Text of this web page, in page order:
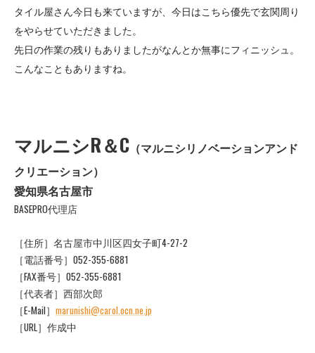
タイル屋さん今日も来ていますが、今日はこちら優先で玄関周り
をやらせていただきました。
先日の作業の残りもありましたがなんとか無事にフィニッシュ。
こんなこともありますね。
マルニシR＆C （マルニシリノベーションアンド
クリエーション）
愛知県名古屋市
BASEPRO代理店
［住所］名古屋市中川区四女子町4-27-2
［電話番号］052-355-6881
［FAX番号］052-355-6881
［代表者］西部次郎
［E-Mail］ marunishi@carol.ocn.ne.jp
［URL］作成中